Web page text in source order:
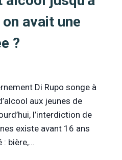
avait une
?
Di Rupo songe à
aux jeunes de
l’interdiction de
existe avant 16 ans
: bière,…